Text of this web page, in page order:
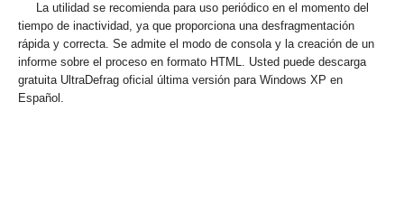
La utilidad se recomienda para uso periódico en el momento del
tiempo de inactividad, ya que proporciona una desfragmentación
rápida y correcta. Se admite el modo de consola y la creación de un
informe sobre el proceso en formato HTML. Usted puede descarga
gratuita UltraDefrag oficial última versión para Windows XP en
Español.